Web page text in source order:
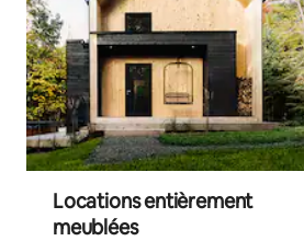
Locations entièrement
meublées